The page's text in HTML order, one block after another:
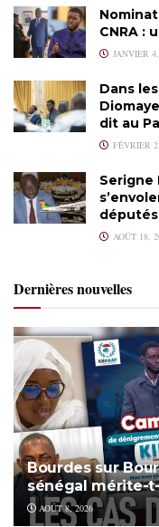
CNRA :
JANVIER
Dans
dit au
FÉVRIER
Serigne
députés
AOÛT 18,
Dernières nouvelles
Bourdes sur
sénégal mérite-
AOÛT 8, 2026